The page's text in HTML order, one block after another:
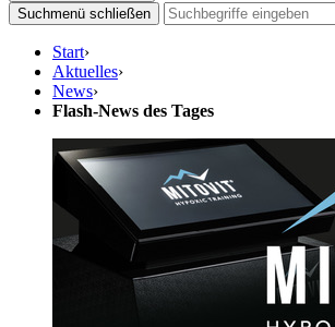
Suchmenü schließen
Start›
Aktuelles›
News›
Flash-News des Tages